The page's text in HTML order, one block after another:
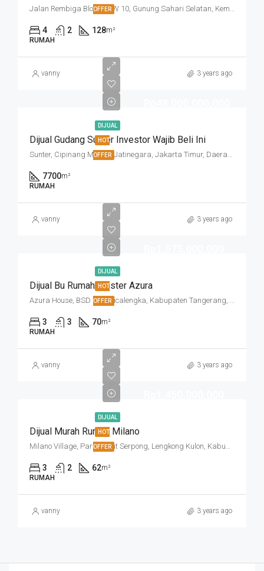
OFFER Jalan Rembiga Blok N, RW 10, Gunung Sahari Selatan, Kemayoran, Jakarta Pusat, Daerah Khusus Ibukota Jakarta, 10720, Indonesia
4 2 128m²
RUMAH
vanny 3 years ago
DIJUAL
HOT
OFFER
Dijual Gudang Sunter Investor Wajib Beli Ini
Sunter, Cipinang Muara, Jatinegara, Jakarta Timur, Daerah Khusus Ibukota Jakarta, 13470, Indonesia
7700m²
RUMAH
vanny 3 years ago
DIJUAL
HOT
OFFER
Dijual Bu Rumah Cluster Azura
Azura House, BSD City, Cicalengka, Kabupaten Tangerang, Banten, Indonesia
3 3 70m²
RUMAH
vanny 3 years ago
DIJUAL
HOT
OFFER
Dijual Murah Rumah Milano
Milano Village, Paramount Serpong, Lengkong Kulon, Kabupaten Tangerang, Banten, Indonesia
3 2 62m²
RUMAH
vanny 3 years ago